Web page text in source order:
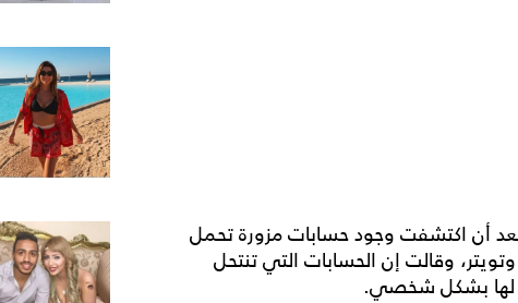
أن اكتشفت وجود حسابات مزورة تحمل
وقالت إن الحسابات التي تنتحل
لها بشكل شخصي.